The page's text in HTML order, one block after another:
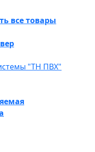
все товары
"ТН ПВХ"